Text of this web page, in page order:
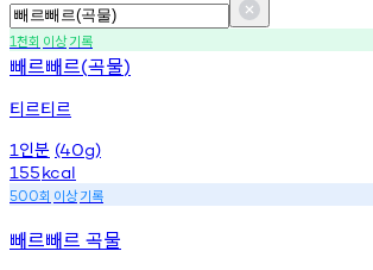
1천회 이상기록
빼르빼르(곡물)
티르티르
1 인분 (40g)
155kcal
500회 이상기록
빼르빼르 곡물